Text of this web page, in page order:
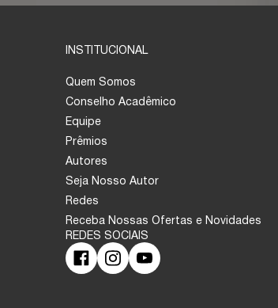
INSTITUCIONAL
Quem Somos
Conselho Acadêmico
Equipe
Prêmios
Autores
Seja Nosso Autor
Redes
Receba Nossas Ofertas e Novidades